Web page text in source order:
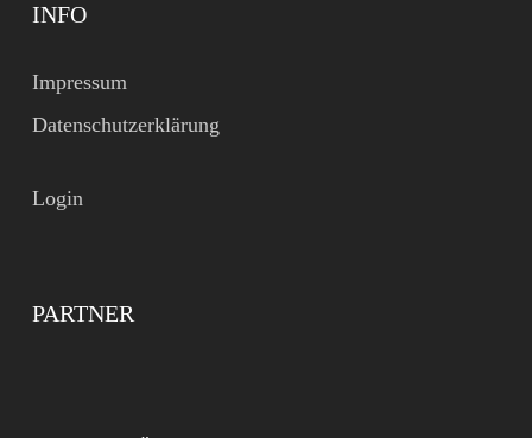
INFO
Impressum
Datenschutzerklärung
Login
PARTNER